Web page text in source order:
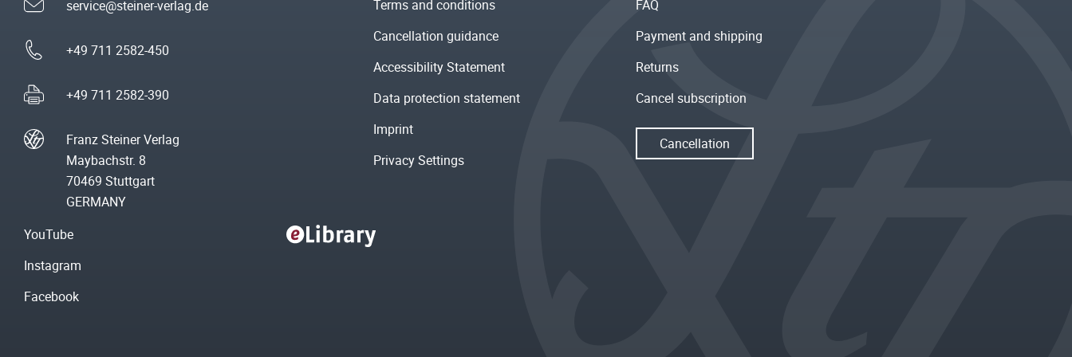
service@steiner-verlag.de
+49 711 2582-450
+49 711 2582-390
Franz Steiner Verlag
Maybachstr. 8
70469 Stuttgart
GERMANY
Terms and conditions
Cancellation guidance
Accessibility Statement
Data protection statement
Imprint
Privacy Settings
FAQ
Payment and shipping
Returns
Cancel subscription
Cancellation
YouTube
Instagram
Facebook